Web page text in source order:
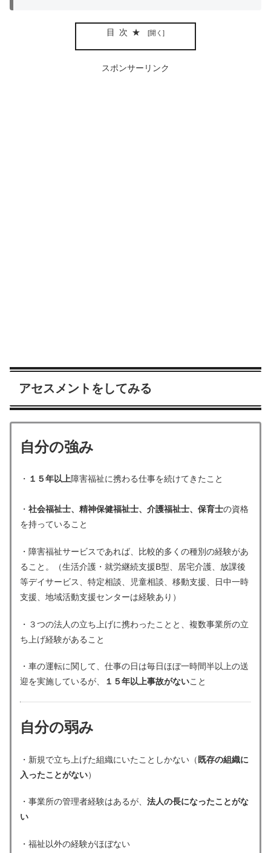
目次★
スポンサーリンク
アセスメントをしてみる
自分の強み
・ １５年以上障害福祉に携わる仕事を続けてきたこと
・ 社会福祉士、精神保健福祉士、介護福祉士、保育士の資格
を持っていること
・障害福祉サービスであれば、比較的多くの種別の経験があ
ること。（生活介護・就労継続支援B型、居宅介護、放課後
等デイサービス、特定相談、児童相談、移動支援、日中一時
支援、地域活動支援センターは経験あり）
・３つの法人の立ち上げに携わったことと、複数事業所の立
ち上げ経験があること
・車の運転に関して、仕事の日は毎日ほぼ一時間半以上の送
迎を実施しているが、
１５年以上事故がないこと
自分の弱み
・新規で立ち上げた組織にいたことしかない（ 既存の組織に
入ったことがない）
・事業所の管理者経験はあるが、 法人の長になったことがな
い
・福祉以外の経験がほぼない